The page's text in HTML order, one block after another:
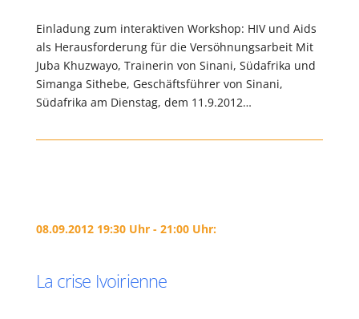
Einladung zum interaktiven Workshop: HIV und Aids
als Herausforderung für die Versöhnungsarbeit Mit
Juba Khuzwayo, Trainerin von Sinani, Südafrika und
Simanga Sithebe, Geschäftsführer von Sinani,
Südafrika am Dienstag, dem 11.9.2012…
08.09.2012 19:30 Uhr - 21:00 Uhr:
La crise Ivoirienne